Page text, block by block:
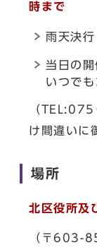
時まで
雨天決
当日の
いつで
（
け間違いに
場所
北区役所及
（〒603-